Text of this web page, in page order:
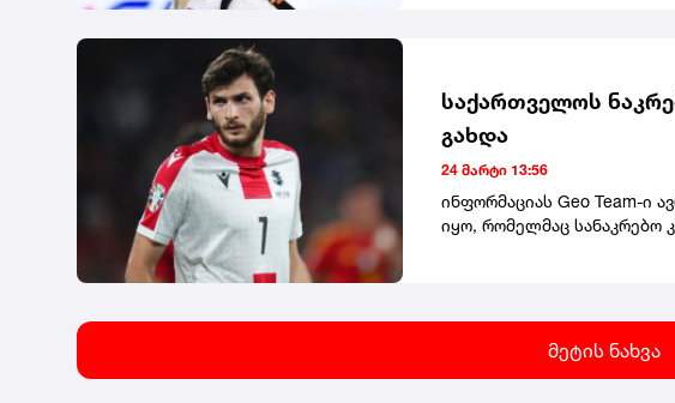
საქართველოს
გახდა
24 მარტი 13:56
ინფორმაციას Geo Team-ი
იყო, რომელმაც სანაკრებო
მეტის ნახვა